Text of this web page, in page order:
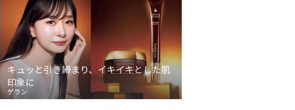
キュッと引き締まり、イキイキとした肌
印象に
ゲラン